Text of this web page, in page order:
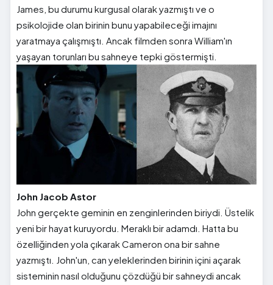
James, bu durumu kurgusal olarak yazmıştı ve o
psikolojide olan birinin bunu yapabileceği imajını
yaratmaya çalışmıştı. Ancak filmden sonra William'ın
yaşayan torunları bu sahneye tepki göstermişti.
John Jacob Astor
John gerçekte geminin en zenginlerinden biriydi. Üstelik
yeni bir hayat kuruyordu. Meraklı bir adamdı. Hatta bu
özelliğinden yola çıkarak Cameron ona bir sahne
yazmıştı. John'un, can yeleklerinden birinin içini açarak
sisteminin nasıl olduğunu çözdüğü bir sahneydi ancak